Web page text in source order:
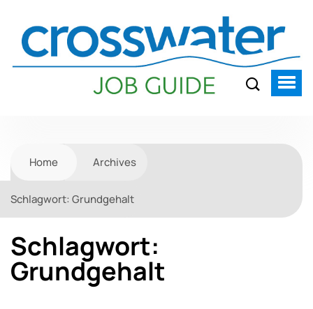
Home Archives
Schlagwort: Grundgehalt
Schlagwort:
Grundgehalt